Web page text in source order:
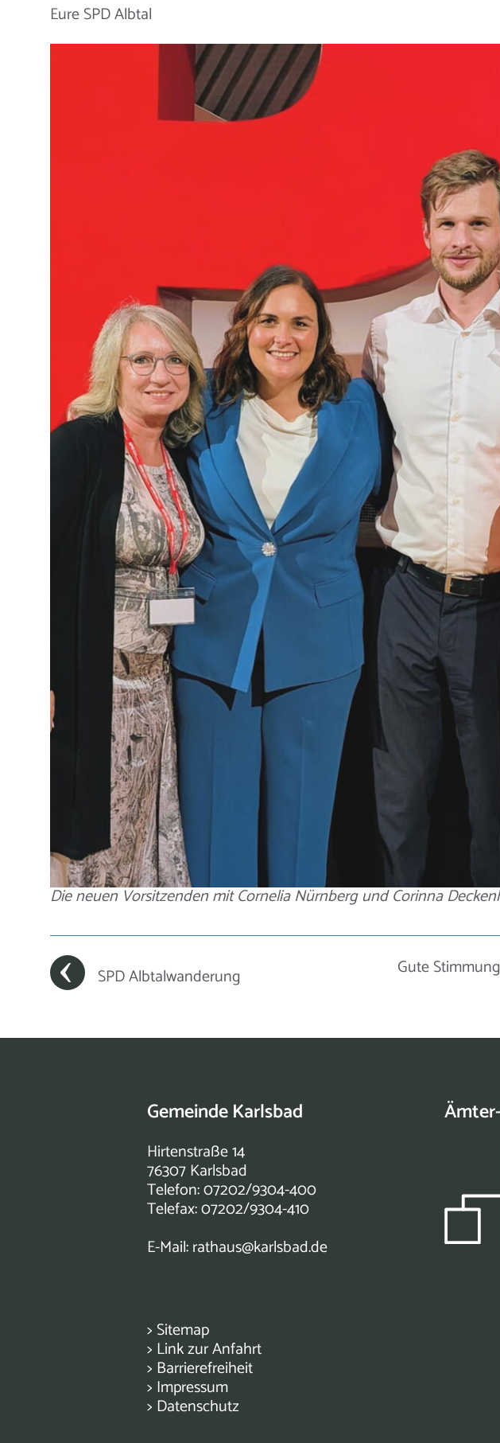
Eure SPD Albtal
Die neuen Vorsitzenden mit Cornelia Nürnberg und Corinna
SPD Albtalwanderung Gute
Gemeinde Karlsbad
Hirtenstraße 14
76307 Karlsbad
Telefon: 07202/9304-400
Telefax: 07202/9304-410
E-Mail:rathaus@karlsbad.de
> Sitemap
> Link zur Anfahrt
> Barrierefreiheit
> Impressum
> Datenschutz